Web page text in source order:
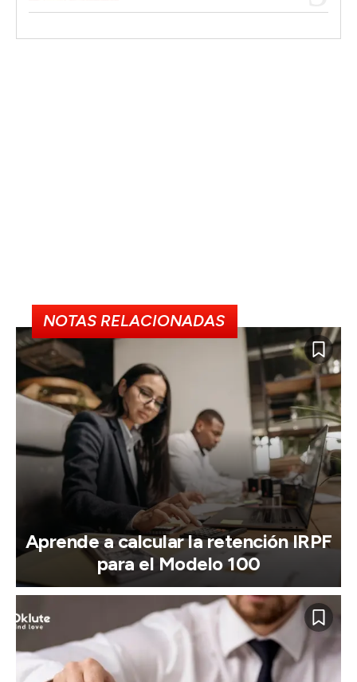
NOTAS RELACIONADAS
Aprende a calcular la retención IRPF
para el Modelo 100